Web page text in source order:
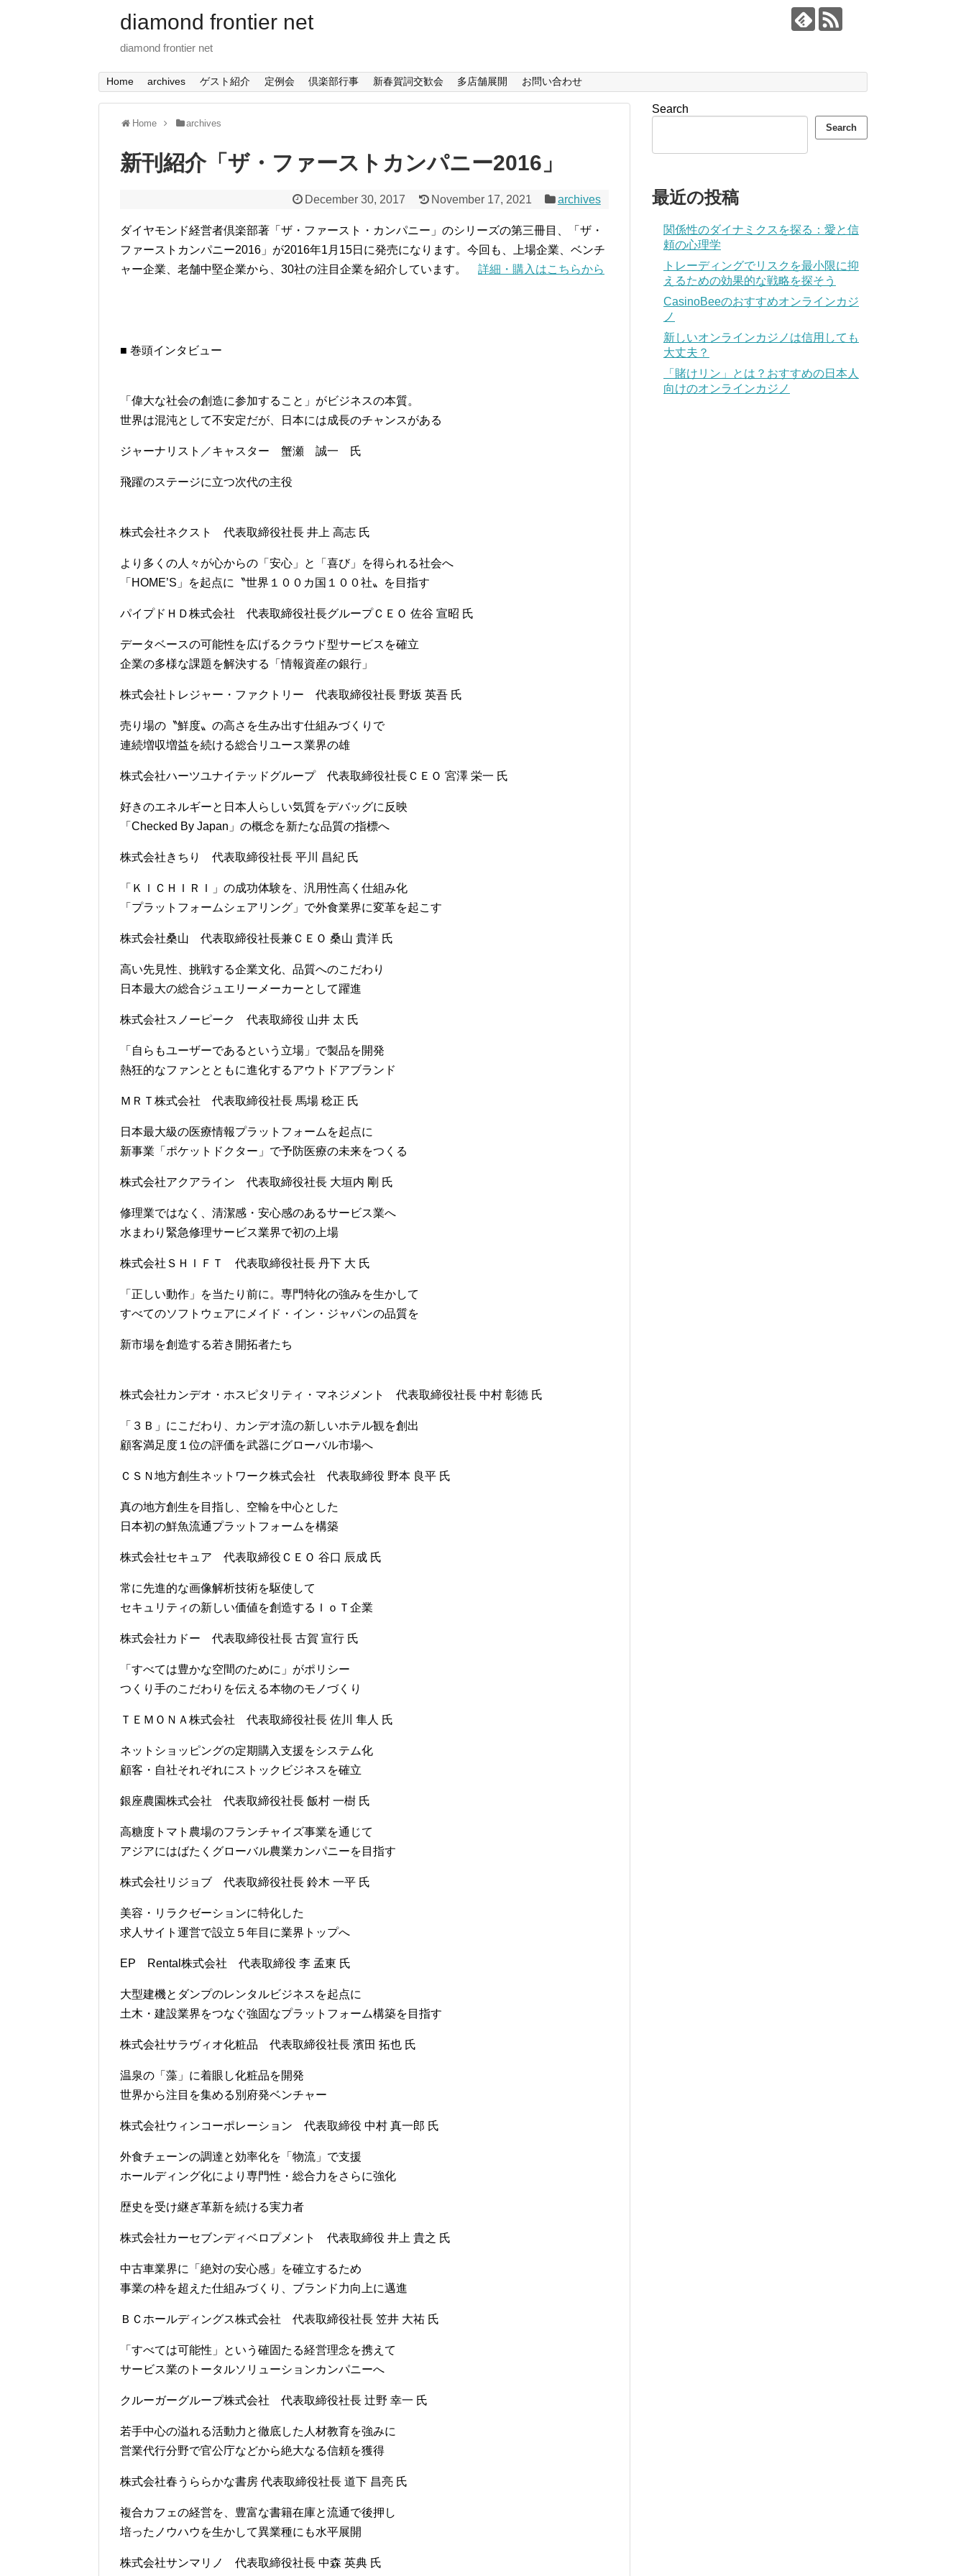
diamond frontier net
diamond frontier net
Home archives ゲスト紹介 定例会 倶楽部行事 新春賀詞交歓会 多店舗展開 お問い合わせ
Home archives
新刊紹介「ザ・ファーストカンパニー2016」
December 30, 2017 November 17, 2021 archives
ダイヤモンド経営者倶楽部著「ザ・ファースト・カンパニー」のシリーズの第三冊目、「ザ・
ファーストカンパニー2016」が2016年1月15日に発売になります。今回も、上場企業、ベンチ
ャー企業、老舗中堅企業から、30社の注目企業を紹介しています。 詳細・購入はこちらから
■ 巻頭インタビュー
「偉大な社会の創造に参加すること」がビジネスの本質。
世界は混沌として不安定だが、日本には成長のチャンスがある
ジャーナリスト／キャスター 蟹瀬 誠一 氏
飛躍のステージに立つ次代の主役
株式会社ネクスト 代表取締役社長 井上 高志 氏
より多くの人々が心からの「安心」と「喜び」を得られる社会へ
「HOME’S」を起点に〝世界１００カ国１００社〟を目指す
パイプドＨＤ株式会社 代表取締役社長グループＣＥＯ 佐谷 宣昭 氏
データベースの可能性を広げるクラウド型サービスを確立
企業の多様な課題を解決する「情報資産の銀行」
株式会社トレジャー・ファクトリー 代表取締役社長 野坂 英吾 氏
売り場の〝鮮度〟の高さを生み出す仕組みづくりで
連続増収増益を続ける総合リユース業界の雄
株式会社ハーツユナイテッドグループ 代表取締役社長ＣＥＯ 宮澤 栄一 氏
好きのエネルギーと日本人らしい気質をデバッグに反映
「Checked By Japan」の概念を新たな品質の指標へ
株式会社きちり 代表取締役社長 平川 昌紀 氏
「ＫＩＣＨＩＲＩ」の成功体験を、汎用性高く仕組み化
「プラットフォームシェアリング」で外食業界に変革を起こす
株式会社桑山 代表取締役社長兼ＣＥＯ 桑山 貴洋 氏
高い先見性、挑戦する企業文化、品質へのこだわり
日本最大の総合ジュエリーメーカーとして躍進
株式会社スノーピーク 代表取締役 山井 太 氏
「自らもユーザーであるという立場」で製品を開発
熱狂的なファンとともに進化するアウトドアブランド
ＭＲＴ株式会社 代表取締役社長 馬場 稔正 氏
日本最大級の医療情報プラットフォームを起点に
新事業「ポケットドクター」で予防医療の未来をつくる
株式会社アクアライン 代表取締役社長 大垣内 剛 氏
修理業ではなく、清潔感・安心感のあるサービス業へ
水まわり緊急修理サービス業界で初の上場
株式会社ＳＨＩＦＴ 代表取締役社長 丹下 大 氏
「正しい動作」を当たり前に。専門特化の強みを生かして
すべてのソフトウェアにメイド・イン・ジャパンの品質を
新市場を創造する若き開拓者たち
株式会社カンデオ・ホスピタリティ・マネジメント 代表取締役社長 中村 彰徳 氏
「３Ｂ」にこだわり、カンデオ流の新しいホテル観を創出
顧客満足度１位の評価を武器にグローバル市場へ
ＣＳＮ地方創生ネットワーク株式会社 代表取締役 野本 良平 氏
真の地方創生を目指し、空輸を中心とした
日本初の鮮魚流通プラットフォームを構築
株式会社セキュア 代表取締役ＣＥＯ 谷口 辰成 氏
常に先進的な画像解析技術を駆使して
セキュリティの新しい価値を創造するＩｏＴ企業
株式会社カドー 代表取締役社長 古賀 宣行 氏
「すべては豊かな空間のために」がポリシー
つくり手のこだわりを伝える本物のモノづくり
ＴＥＭＯＮＡ株式会社 代表取締役社長 佐川 隼人 氏
ネットショッピングの定期購入支援をシステム化
顧客・自社それぞれにストックビジネスを確立
銀座農園株式会社 代表取締役社長 飯村 一樹 氏
高糖度トマト農場のフランチャイズ事業を通じて
アジアにはばたくグローバル農業カンパニーを目指す
株式会社リジョブ 代表取締役社長 鈴木 一平 氏
美容・リラクゼーションに特化した
求人サイト運営で設立５年目に業界トップへ
EP Rental株式会社 代表取締役 李 孟東 氏
大型建機とダンプのレンタルビジネスを起点に
土木・建設業界をつなぐ強固なプラットフォーム構築を目指す
株式会社サラヴィオ化粧品 代表取締役社長 濱田 拓也 氏
温泉の「藻」に着眼し化粧品を開発
世界から注目を集める別府発ベンチャー
株式会社ウィンコーポレーション 代表取締役 中村 真一郎 氏
外食チェーンの調達と効率化を「物流」で支援
ホールディング化により専門性・総合力をさらに強化
歴史を受け継ぎ革新を続ける実力者
株式会社カーセブンディベロプメント 代表取締役 井上 貴之 氏
中古車業界に「絶対の安心感」を確立するため
事業の枠を超えた仕組みづくり、ブランド力向上に邁進
ＢＣホールディングス株式会社 代表取締役社長 笠井 大祐 氏
「すべては可能性」という確固たる経営理念を携えて
サービス業のトータルソリューションカンパニーへ
クルーガーグループ株式会社 代表取締役社長 辻野 幸一 氏
若手中心の溢れる活動力と徹底した人材教育を強みに
営業代行分野で官公庁などから絶大なる信頼を獲得
株式会社春うららかな書房 代表取締役社長 道下 昌亮 氏
複合カフェの経営を、豊富な書籍在庫と流通で後押し
培ったノウハウを生かして異業種にも水平展開
株式会社サンマリノ 代表取締役社長 中森 英典 氏
Search
Search
最近の投稿
関係性のダイナミクスを探る：愛と信
頼の心理学
トレーディングでリスクを最小限に抑
えるための効果的な戦略を探そう
CasinoBeeのおすすめオンラインカジ
ノ
新しいオンラインカジノは信用しても
大丈夫？
「賭けリン」とは？おすすめの日本人
向けのオンラインカジノ